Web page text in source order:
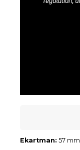
Ekartman: 57 mm